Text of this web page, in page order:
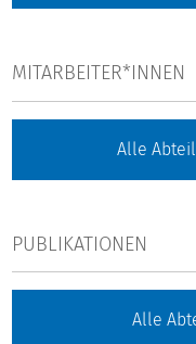
MITARBEITER*INNEN
Alle
PUBLIKATIONEN
Alle